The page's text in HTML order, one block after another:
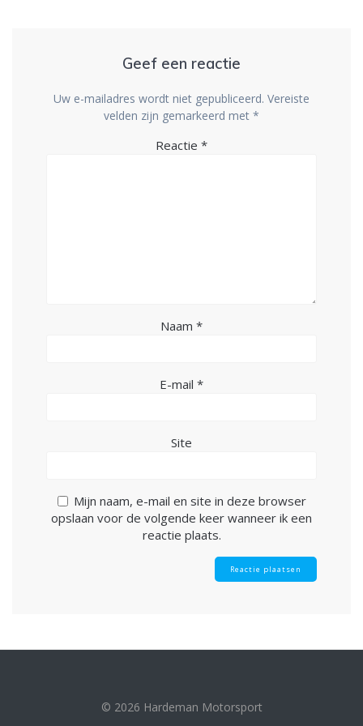
Geef een reactie
Uw e-mailadres wordt niet gepubliceerd. Vereiste
velden zijn gemarkeerd met *
Reactie *
Naam *
E-mail *
Site
Mijn naam, e-mail en site in deze browser
opslaan voor de volgende keer wanneer ik een
reactie plaats.
© 2026 Hardeman Motorsport